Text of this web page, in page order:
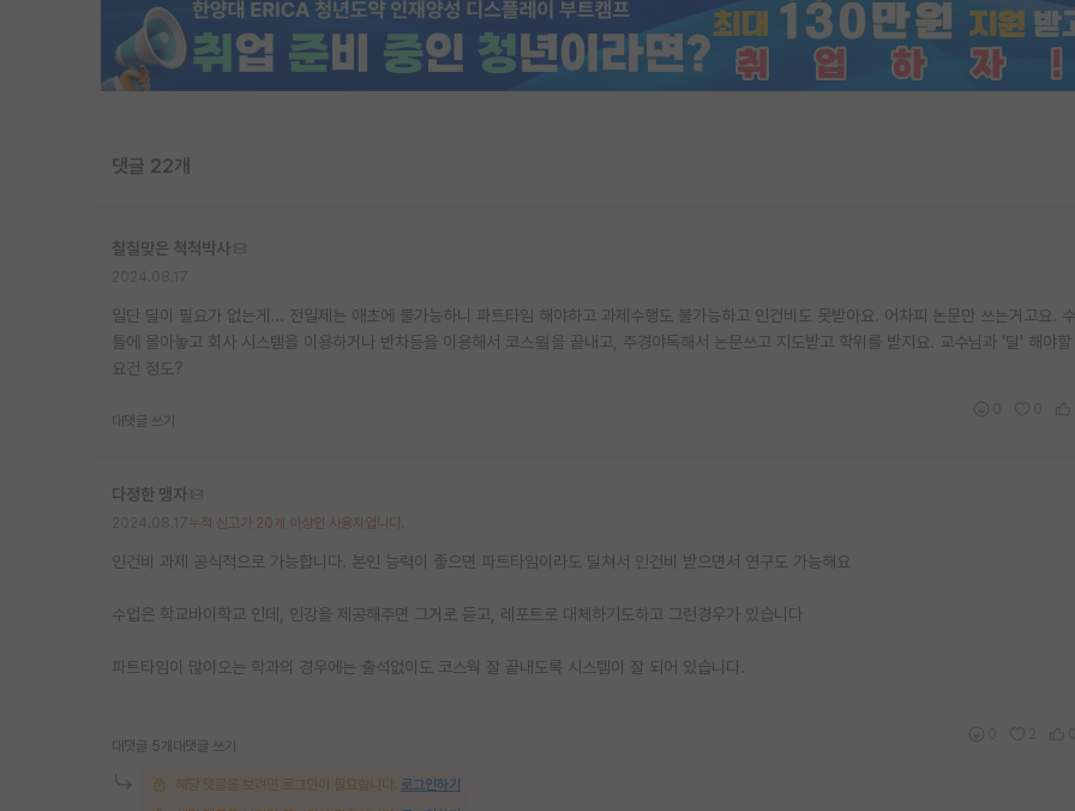
댓글 22개
칠칠맞은 척척박사
일단 딜이 필요가 없는게... 전일제는 애초에 불가능하니 파트타임 해야하고 과제수행도 불가능하고 인건비도 못받아요. 어차피 논문만 쓰는거고요.
틀에 몰아놓고 회사 시스템을 이용하거나 반차등을 이용해서 코스웤을 끝내고, 주경야독해서 논문쓰고 지도받고 학위를 받지요. 교수님과 '딜' 해야할
요건 정도?
대댓글 쓰기
다정한 맹자
누적 신고가 20개 이상인 사용자입니다.
인건비 과제 공식적으로 가능합니다. 본인 능력이 좋으면 파트타임이라도 딜쳐서 인건비 받으면서 연구도 가능해요
수업은 학교바이학교 인데, 인강을 제공해주면 그거로 듣고, 레포트로 대체하기도하고 그런경우가 있습니다
파트타임이 많이오는 학과의 경우에는 출석없이도 코스웍 잘 끝내도록 시스템이 잘 되어 있습니다.
대댓글 5개 대댓글 쓰기
해당 댓글을 보려면 로그인이 필요합니다. 로그인하기